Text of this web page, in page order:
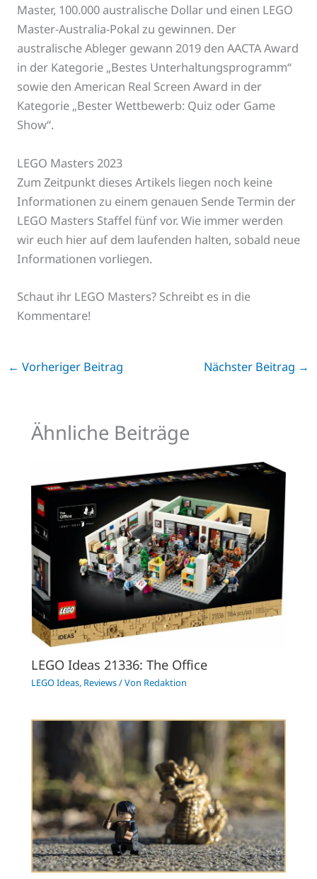
Master, 100.000 australische Dollar und einen LEGO
Master-Australia-Pokal zu gewinnen. Der
australische Ableger gewann 2019 den AACTA Award
in der Kategorie „Bestes Unterhaltungsprogramm“
sowie den American Real Screen Award in der
Kategorie „Bester Wettbewerb: Quiz oder Game
Show“.
LEGO Masters 2023
Zum Zeitpunkt dieses Artikels liegen noch keine
Informationen zu einem genauen Sende Termin der
LEGO Masters Staffel fünf vor. Wie immer werden
wir euch hier auf dem laufenden halten, sobald neue
Informationen vorliegen.
Schaut ihr LEGO Masters? Schreibt es in die
Kommentare!
← Vorheriger Beitrag Nächster Beitrag →
Ähnliche Beiträge
LEGO Ideas 21336: The Office
LEGO Ideas, Reviews/ Von Redaktion